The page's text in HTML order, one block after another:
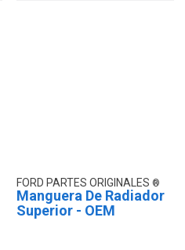
FORD PARTES ORIGINALES
Manguera De Radiador
Superior - OEM